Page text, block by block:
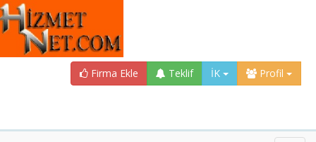
Firma Ekle Teklif İK Profil